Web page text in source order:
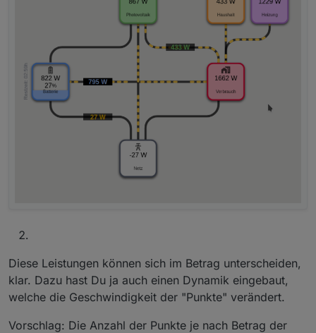
Diese Leistungen können sich im Betrag unterscheiden,
klar. Dazu hast Du ja auch einen Dynamik eingebaut,
welche die Geschwindigkeit der "Punkte" verändert.
Vorschlag: Die Anzahl der Punkte je nach Betrag der